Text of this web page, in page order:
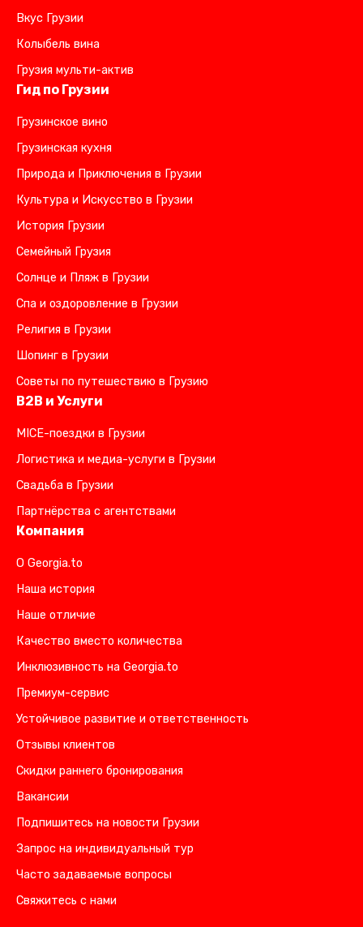
Вкус Грузии
Колыбель вина
Грузия мульти-актив
Гид по Грузии
Грузинское вино
Грузинская кухня
Природа и Приключения в Грузии
Культура и Искусство в Грузии
История Грузии
Семейный Грузия
Солнце и Пляж в Грузии
Спа и оздоровление в Грузии
Религия в Грузии
Шопинг в Грузии
Советы по путешествию в Грузию
B2B и Услуги
MICE-поездки в Грузии
Логистика и медиа-услуги в Грузии
Свадьба в Грузии
Партнёрства с агентствами
Компания
О Georgia.to
Наша история
Наше отличие
Качество вместо количества
Инклюзивность на Georgia.to
Премиум-сервис
Устойчивое развитие и ответственность
Отзывы клиентов
Скидки раннего бронирования
Вакансии
Подпишитесь на новости Грузии
Запрос на индивидуальный тур
Часто задаваемые вопросы
Свяжитесь с нами